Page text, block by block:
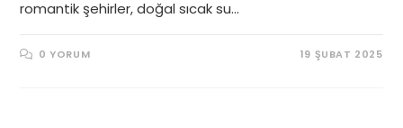
romantik şehirler, doğal sıcak su…
0 YORUM 19 ŞUBAT 2025